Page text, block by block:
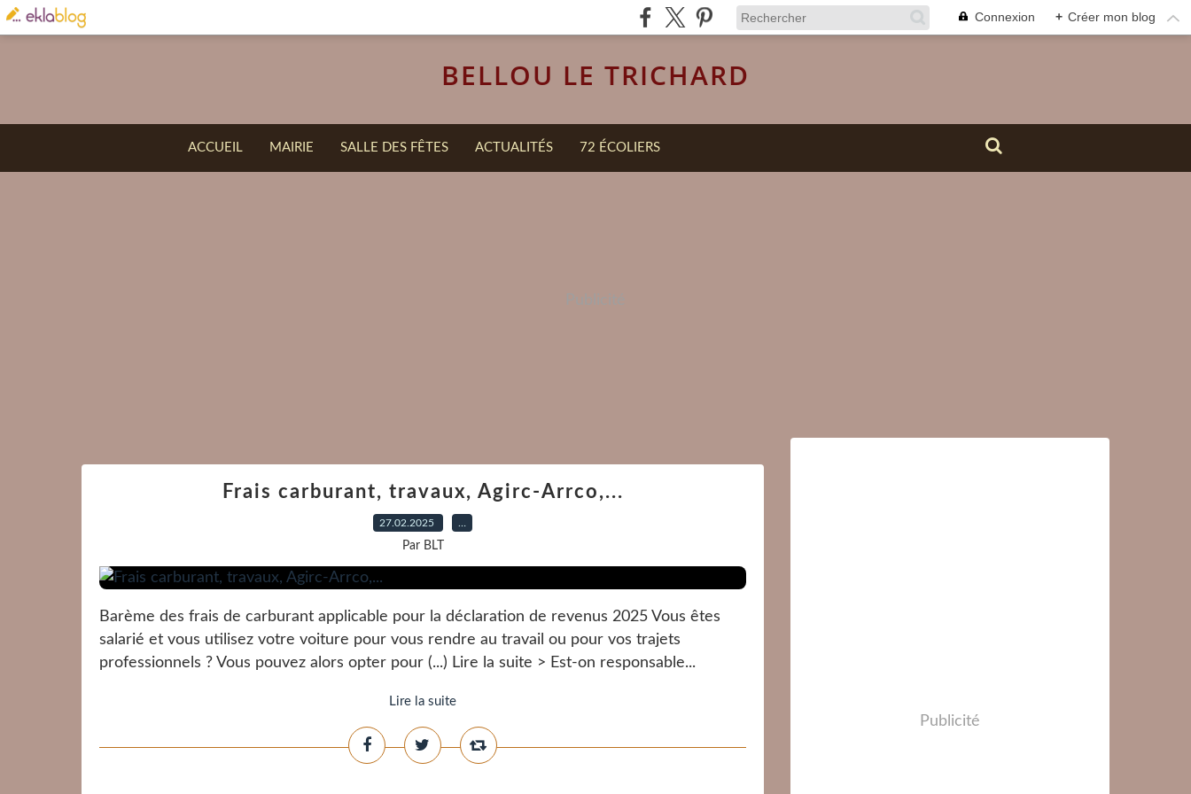
Connexion + Créer mon blog
BELLOU LE TRICHARD
ACCUEIL MAIRIE SALLE DES FÊTES ACTUALITÉS 72 ÉCOLIERS
Frais carburant, travaux, Agirc-Arrco,...
27.02.2025
Par BLT
Barème des frais de carburant applicable pour la déclaration de revenus 2025 Vous êtes
salarié et vous utilisez votre voiture pour vous rendre au travail ou pour vos trajets
professionnels ? Vous pouvez alors opter pour (...) Lire la suite > Est-on responsable...
Lire la suite
Publicité